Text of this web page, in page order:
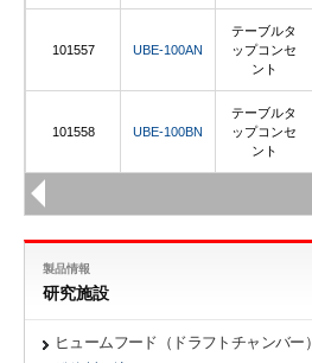
101557 UBE-100AN
テーブルタ
ップコンセ
ント
101558 UBE-100BN
テーブルタ
ップコンセ
ント
製品情報
研究施設
ヒュームフード（ドラフトチャンバー）